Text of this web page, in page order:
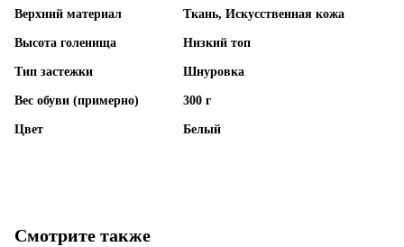
Верхний материал Ткань, Искусственная кожа
Высота голенища Низкий топ
Тип застежки Шнуровка
Вес обуви (примерно) 300 г
Цвет Белый
Смотрите также